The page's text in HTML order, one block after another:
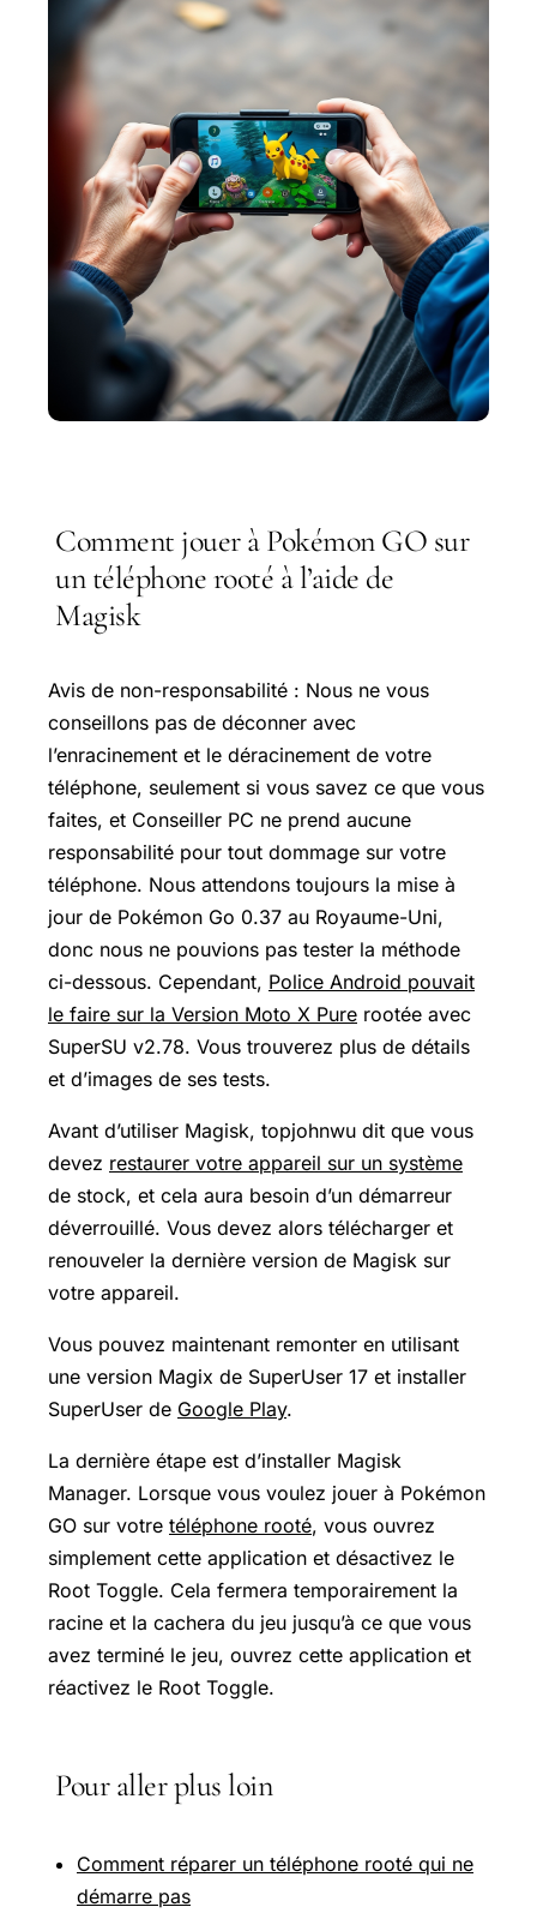
Comment jouer à Pokémon GO sur
un téléphone rooté à l’aide de
Magisk
Avis de non-responsabilité : Nous ne vous
conseillons pas de déconner avec
l’enracinement et le déracinement de votre
téléphone, seulement si vous savez ce que vous
faites, et Conseiller PC ne prend aucune
responsabilité pour tout dommage sur votre
téléphone. Nous attendons toujours la mise à
jour de Pokémon Go 0.37 au Royaume-Uni,
donc nous ne pouvions pas tester la méthode
ci-dessous. Cependant, Police Android pouvait
le faire sur la Version Moto X Pure rootée avec
SuperSU v2.78. Vous trouverez plus de détails
et d’images de ses tests.
Avant d’utiliser Magisk, topjohnwu dit que vous
devez restaurer votre appareil sur un système
de stock, et cela aura besoin d’un démarreur
déverrouillé. Vous devez alors télécharger et
renouveler la dernière version de Magisk sur
votre appareil.
Vous pouvez maintenant remonter en utilisant
une version Magix de SuperUser 17 et installer
SuperUser de Google Play.
La dernière étape est d’installer Magisk
Manager. Lorsque vous voulez jouer à Pokémon
GO sur votre téléphone rooté, vous ouvrez
simplement cette application et désactivez le
Root Toggle. Cela fermera temporairement la
racine et la cachera du jeu jusqu’à ce que vous
avez terminé le jeu, ouvrez cette application et
réactivez le Root Toggle.
Pour aller plus loin
Comment réparer un téléphone rooté qui ne
démarre pas